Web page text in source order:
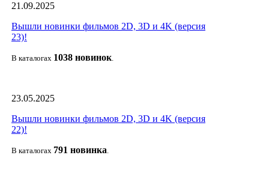
21.09.2025
Вышли новинки фильмов 2D, 3D и 4K (версия
23)!
В каталогах 1038 новинок.
23.05.2025
Вышли новинки фильмов 2D, 3D и 4K (версия
22)!
В каталогах 791 новинка.